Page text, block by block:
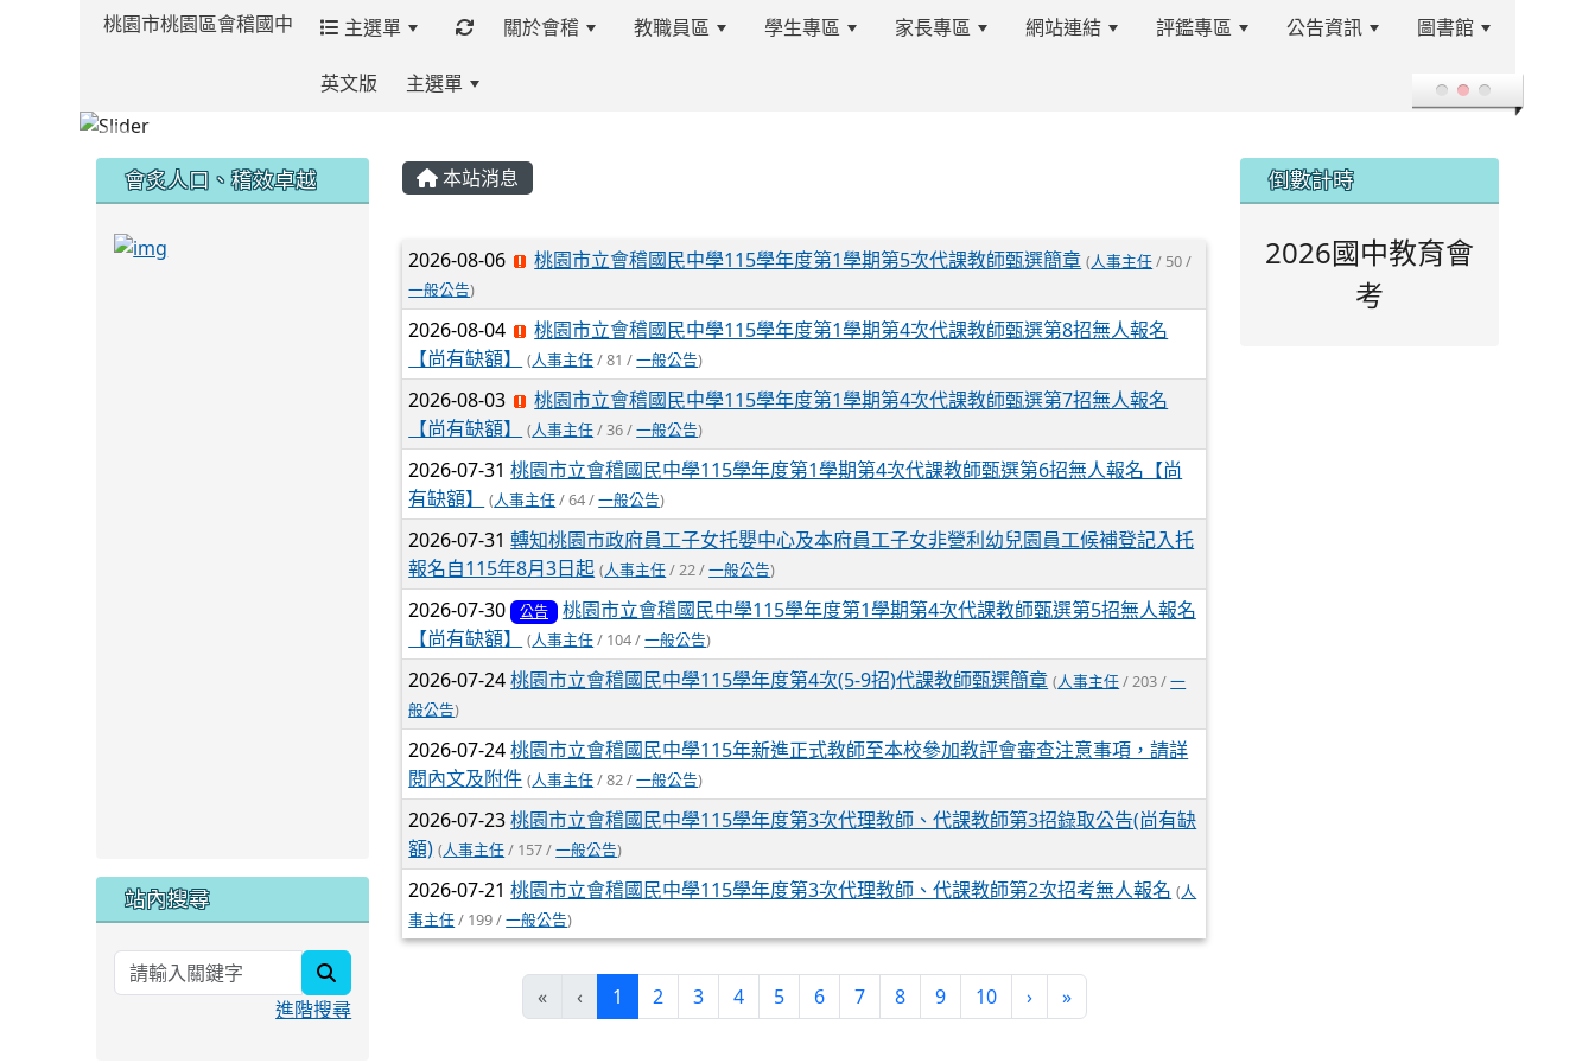
桃園市桃園區會稽國中 主選單 關於會稽 教職員區 學生專區 家長專區 網站連結 評鑑專區 公告資訊 圖書館
英文版 主選單 登入
本站消息
文章列表
2026-08-06 桃園市立會稽國民中學115學年度第1學期第5次代課教師甄選簡章 (人事主任/ 50 /
一般公告)
2026-08-04
桃園市立會稽國民中學115學年度第1學期第4次代課教師甄選第8招無人報名
【尚有缺額】
(人事主任/ 81 /一般公告)
2026-08-03
桃園市立會稽國民中學115學年度第1學期第4次代課教師甄選第7招無人報名
【尚有缺額】
(人事主任/ 36 /一般公告)
2026-07-31桃園市立會稽國民中學115學年度第1學期第4次代課教師甄選第6招無人報名【尚
有缺額】
(人事主任/ 64 /一般公告)
2026-07-31轉知桃園市政府員工子女托嬰中心及本府員工子女非營利幼兒園員工候補登記入托
報名自115年8月3日起 (人事主任/ 22 /一般公告)
2026-07-30 公告
桃園市立會稽國民中學115學年度第1學期第4次代課教師甄選第5招無人報名
【尚有缺額】
(人事主任/ 104 /一般公告)
2026-07-24桃園市立會稽國民中學115學年度第4次(5-9招)代課教師甄選簡章 (人事主任/ 203 /一
般公告)
2026-07-24桃園市立會稽國民中學115年新進正式教師至本校參加教評會審查注意事項，請詳
閱內文及附件 (人事主任/ 82 /一般公告)
2026-07-23桃園市立會稽國民中學115學年度第3次代理教師、代課教師第3招錄取公告(尚有缺
額) (人事主任/ 157 /一般公告)
2026-07-21桃園市立會稽國民中學115學年度第3次代理教師、代課教師第2次招考無人報名 (人
事主任/ 199 /一般公告)
« ‹ 1 (current)
2 3 4 5 6 7 8 9 10 › »
會炙人口、稽效卓越
link to https://sites.google.com/kjjhs.tyc.edu.tw/kjjhsnews/%E9%A6%96%E9%A0%81
link to https://sites.google.com/kjjhs.tyc.edu.tw/kjjhsnews/%E9%A6%96%E9%A0%81
站內搜尋
進階搜尋
倒數計時
2026國中教育會
考